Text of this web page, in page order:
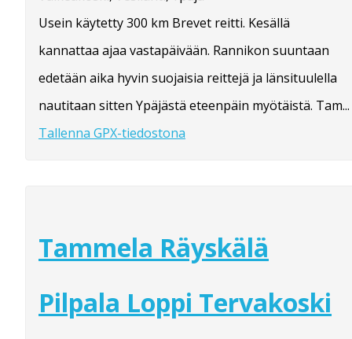
Usein käytetty 300 km Brevet reitti. Kesällä
kannattaa ajaa vastapäivään. Rannikon suuntaan
edetään aika hyvin suojaisia reittejä ja länsituulella
nautitaan sitten Ypäjästä eteenpäin myötäistä. Tam...
Tallenna GPX-tiedostona
Tammela Räyskälä
Pilpala Loppi Tervakoski